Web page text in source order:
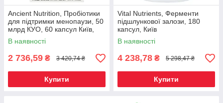
Ancient Nutrition, Пробіотики
для підтримки менопаузи, 50
млрд КУО, 60 капсул Київ,
Київ
В наявності
2 736,59 ₴ 3 420,74 ₴
Купити
Vital Nutrients, Ферменти
підшлункової залози, 180
капсул, Київ
В наявності
4 238,78 ₴ 5 298,47 ₴
Купити